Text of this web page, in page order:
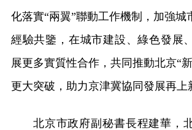
化落實“兩翼”聯動工作機制，加強城
經驗共鑒，在城市建設、綠色發展
展更多實質性合作，共同推動北京“
更大突破，助力京津冀協同發展再上
北京市政府副秘書長程建華，